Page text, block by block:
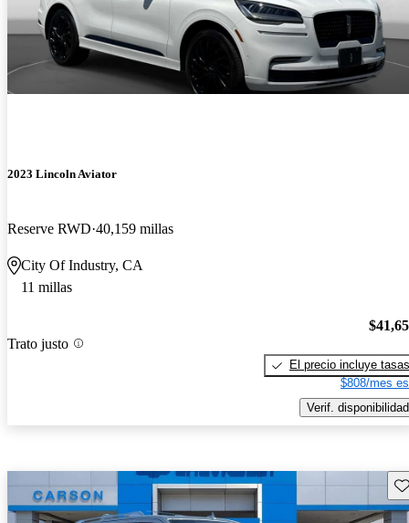
2023 Lincoln Aviator
Reserve RWD 40,159 millas
City Of Industry, CA
11 millas
Trato justo
El precio incluye tasas
$808/mes
Verif. disponibilidad